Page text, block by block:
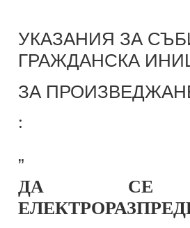
УКАЗАНИЯ ЗА
ГРАЖДАНСКА
ЗА
:
„
ДА СЕ